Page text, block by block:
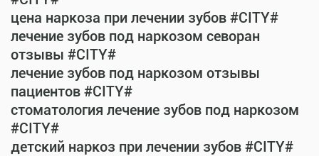
цена наркоза при лечении зубов #CITY#
лечение зубов под наркозом севоран
отзывы #CITY#
лечение зубов под наркозом отзывы
пациентов #CITY#
стоматология лечение зубов под наркозом
#CITY#
детский наркоз при лечении зубов #CITY#